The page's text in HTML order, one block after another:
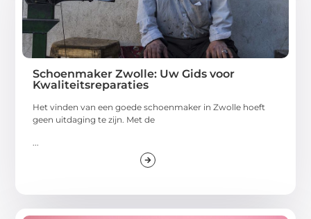
Schoenmaker Zwolle: Uw Gids voor
Kwaliteitsreparaties
Het vinden van een goede schoenmaker in Zwolle hoeft
geen uitdaging te zijn. Met de